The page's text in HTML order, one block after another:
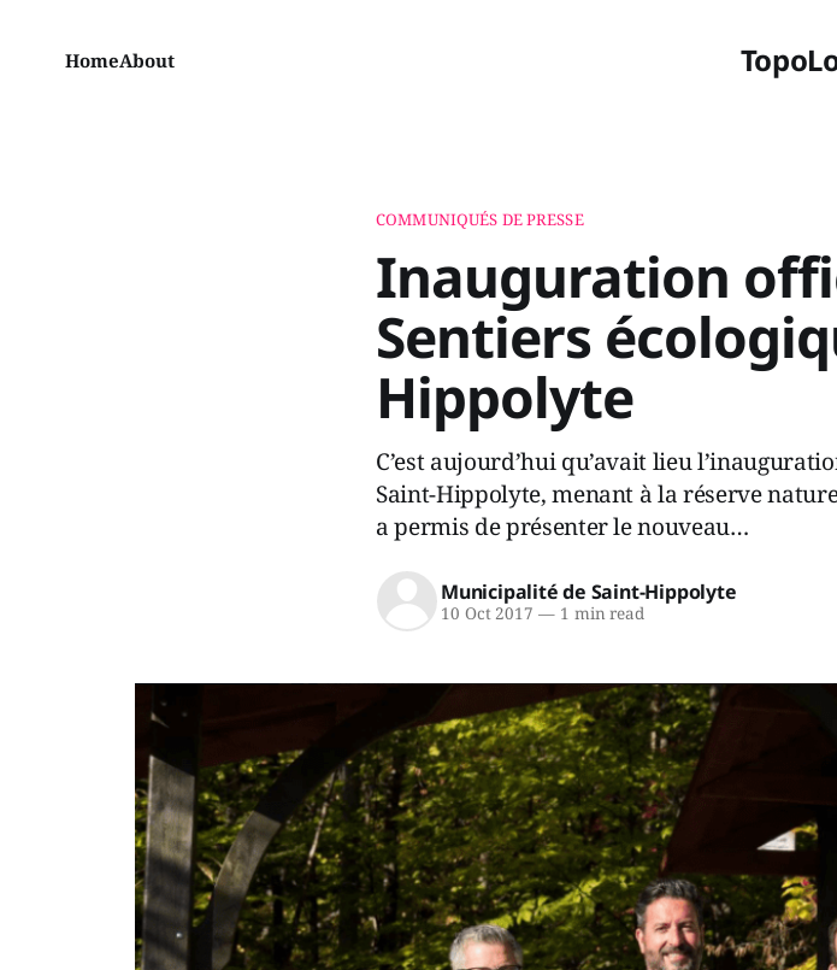
HomeAbout
COMMUNIQUÉS DE PRESSE
Inauguration
Sentiers
Hippolyte
C’est aujourd’hui qu’avait lieu
Saint-Hippolyte, menant à la réserve
a permis de présenter le nouveau…
Municipalité de Saint-Hippolyte
10 Oct 2017 —1 min read